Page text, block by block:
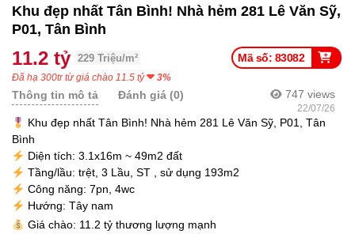
Khu đẹp nhất Tân Bình! Nhà hẻm 281 Lê Văn Sỹ,
P01, Tân Bình
Mã số: 83082
11.2 tỷ 229 Triệu/m²
Đã hạ 300tr từ giá chào 11.5 tỷ 3%
747 views
22/07/26
Thông tin mô tả Đánh giá (0)
Khu đẹp nhất Tân Bình! Nhà hẻm 281 Lê Văn Sỹ, P01, Tân
Bình
Diện tích: 3.1x16m ~ 49m2 đất
Tầng/lầu: trệt, 3 Lầu, ST , sử dụng 193m2
Công năng: 7pn, 4wc
Hướng: Tây nam
Giá chào: 11.2 tỷ thương lượng mạnh